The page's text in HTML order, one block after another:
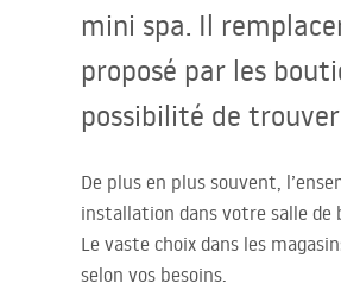
de salle de bain
de douche
et meubles de salle de
mini spa. Il
proposé par les
possibilité de
De plus en plus souvent,
installation dans votre salle de
Le vaste choix dans les
selon vos besoins.